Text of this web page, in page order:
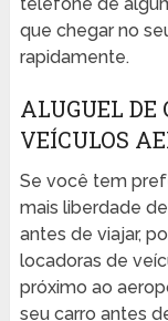
telefone de
que chegar no
rapidamente.
ALUGUEL DE
VEÍCULOS
Se você tem
mais liberdade
antes de viajar,
locadoras de
próximo ao
seu carro antes